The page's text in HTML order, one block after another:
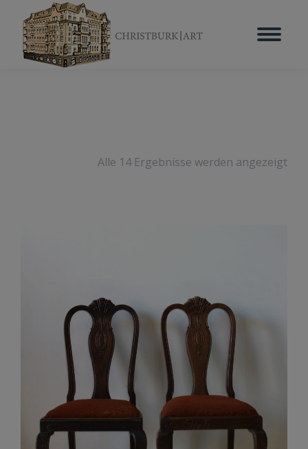
Alle 14 Ergebnisse werden angezeigt